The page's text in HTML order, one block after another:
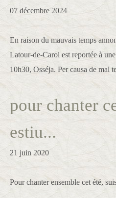
07 décembre 2024
En raison du mauvais temps
Latour-de-Carol est reportée à
10h30, Osséja. Per causa de
pour chanter
estiu...
21 juin 2020
Pour chanter ensemble cet été,